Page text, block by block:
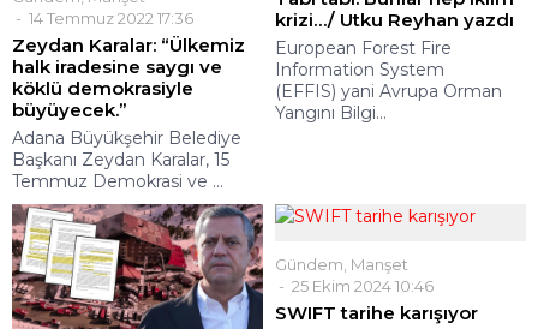
14 Temmuz 2022 17:36
Zeydan Karalar: “Ülkemiz
halk iradesine saygı ve
köklü demokrasiyle
büyüyecek.”
Adana Büyükşehir Belediye
Başkanı Zeydan Karalar, 15
Temmuz Demokrasi ve ...
krizi…/ Utku Reyhan yazdı
European Forest Fire
Information System
(EFFIS) yani Avrupa Orman
Yangını Bilgi...
Gündem Manşet
25 Ekim 2024 10:46
SWIFT tarihe karışıyor